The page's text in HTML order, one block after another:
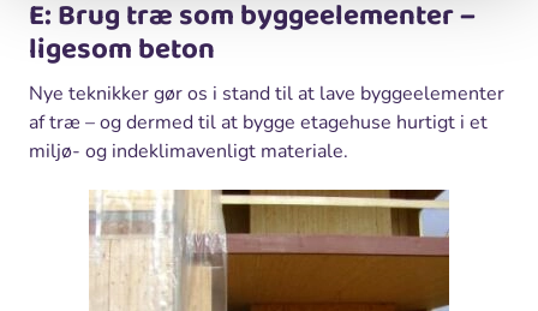
E: Brug træ som byggeelementer –
ligesom beton
Nye teknikker gør os i stand til at lave byggeelementer
af træ – og dermed til at bygge etagehuse hurtigt i et
miljø- og indeklimavenligt materiale.